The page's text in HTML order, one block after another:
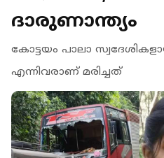
ദാരുണാന്ത്യം
കോട്ടയം പാലാ
എന്നിവരാണ് മരിച്ചത്